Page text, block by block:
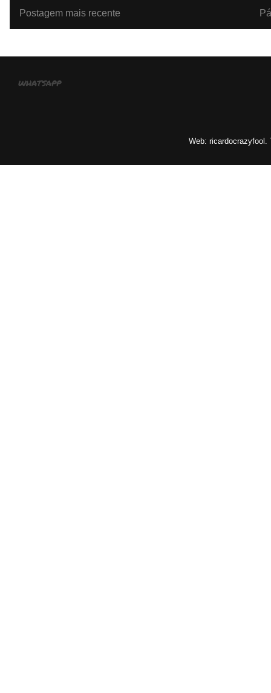
Postagem mais recente
whatsapp
Web: